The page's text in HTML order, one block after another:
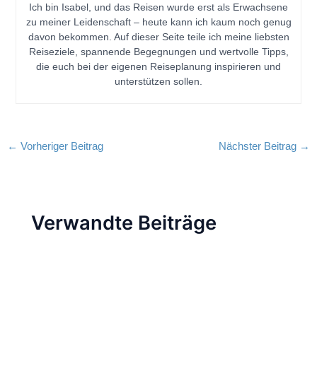
Ich bin Isabel, und das Reisen wurde erst als Erwachsene
zu meiner Leidenschaft – heute kann ich kaum noch genug
davon bekommen. Auf dieser Seite teile ich meine liebsten
Reiseziele, spannende Begegnungen und wertvolle Tipps,
die euch bei der eigenen Reiseplanung inspirieren und
unterstützen sollen.
← Vorheriger Beitrag Nächster Beitrag →
Verwandte Beiträge